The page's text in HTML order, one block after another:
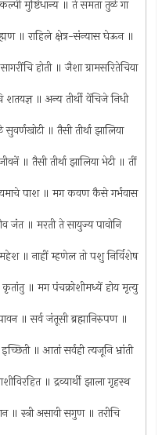
मुष्टिधान्य ॥ ते समता तुळे गा
॥ राहिले क्षेत्र-संन्यास घेऊन ॥
होती ॥ जैशा ग्रामसरितेचिया
शतयज्ञ ॥ अन्य तीर्थी वेंचिजे निधी
॥ तैसी तीर्था झालिया
॥ तैसी तीर्था झालिया भेटी ॥ तीं
पाश ॥ मग कवण कैसे गर्भवास
जंत ॥ मरती ते सायुज्य पावोनि
॥ नाहीं म्हणेल तो पशु निर्विशेष
॥ मग पंचक्रोशीमध्यें होय मृत्यु
॥ सर्व जंतूसी ब्रह्मानिरुपण ॥
॥ आतां सर्वही त्यजूनि भ्रांती
॥ द्रव्यार्थी झाला गृहस्थ
॥ स्त्री असावी सगुण ॥ तरीचि